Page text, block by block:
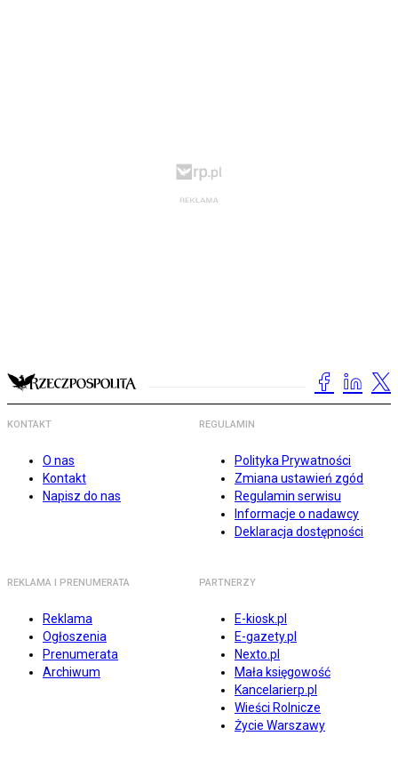
KONTAKT
O nas
Kontakt
Napisz do nas
REGULAMIN
Polityka Prywatności
Zmiana ustawień zgód
Regulamin serwisu
Informacje o nadawcy
Deklaracja dostępności
REKLAMA I PRENUMERATA
Reklama
Ogłoszenia
Prenumerata
Archiwum
PARTNERZY
E-kiosk.pl
E-gazety.pl
Nexto.pl
Mała księgowość
Kancelarierp.pl
Wieści Rolnicze
Życie Warszawy